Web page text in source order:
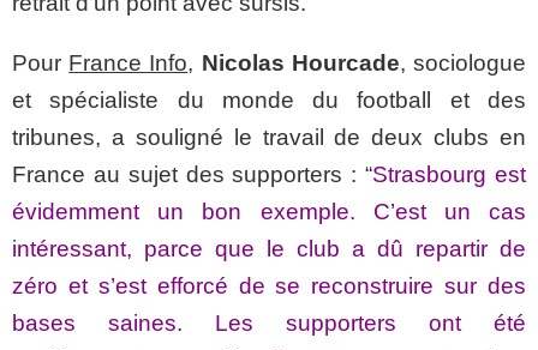
Pour France Info, Nicolas Hourcade, sociologue
et spécialiste du monde du football et des
tribunes, a souligné le travail de deux clubs en
France au sujet des supporters : “Strasbourg est
évidemment un bon exemple. C’est un cas
intéressant, parce que le club a dû repartir de
zéro et s’est efforcé de se reconstruire sur des
bases saines. Les supporters ont été